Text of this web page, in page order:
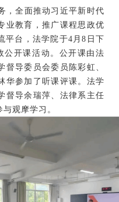
，全面推动习近平新时代
业教育，推广课程思政优
平台，法学院于4月8日下
公开课活动。公开课由法
督导委员会委员陈彩虹、
华参加了听课评课。法学
督导余瑞萍、法律系主任
观摩学习。